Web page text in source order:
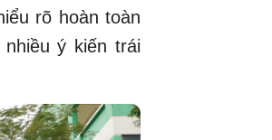
rõ hoàn toàn
ý kiến trái